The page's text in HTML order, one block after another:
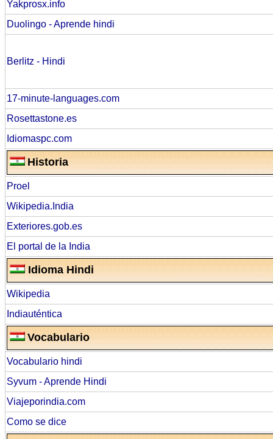
Yakprosx.info
Duolingo - Aprende hindi
Berlitz - Hindi
17-minute-languages.com
Rosettastone.es
Idiomaspc.com
Historia
Proel
Wikipedia.India
Exteriores.gob.es
El portal de la India
Idioma Hindi
Wikipedia
Indiauténtica
Vocabulario
Vocabulario hindi
Syvum - Aprende Hindi
Viajeporindia.com
Como se dice